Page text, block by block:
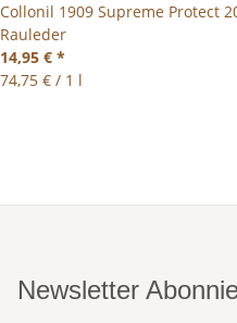
Collonil 1909 Supreme Protect
Rauleder
14,95 € *
74,75 € / 1 l
Newsletter